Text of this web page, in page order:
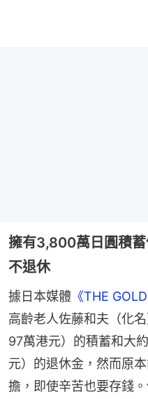
擁有3,800萬日圓積
不退休
據日本媒體 《THE
高齡老人佐藤和夫（化
97萬港元）的積蓄和大
元）的退休金，然而原
擔，即使辛苦也要存錢